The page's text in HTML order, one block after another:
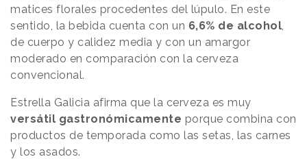
matices florales procedentes del lúpulo. En este
sentido, la bebida cuenta con un 6,6% de alcohol
de cuerpo y calidez media y con un amargor
moderado en comparación con la cerveza
convencional.
Estrella Galicia afirma que la cerveza es muy
versátil gastronómicamente porque combina con
productos de temporada como las setas, las carnes
y los asados.